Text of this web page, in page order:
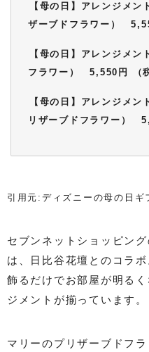
【母の日】アレンジメ
ザーブドフラワー）
【母の日】アレンジメ
フラワー） 5,550円 （
【母の日】アレンジメ
リザーブドフラワー）
引用元:ディズニーの母の日ギ
セブンネットショッピン
は、日比谷花壇とのコラボ
飾るだけでお部屋が明る
ジメントが揃っています。
マリーのプリザーブドフ